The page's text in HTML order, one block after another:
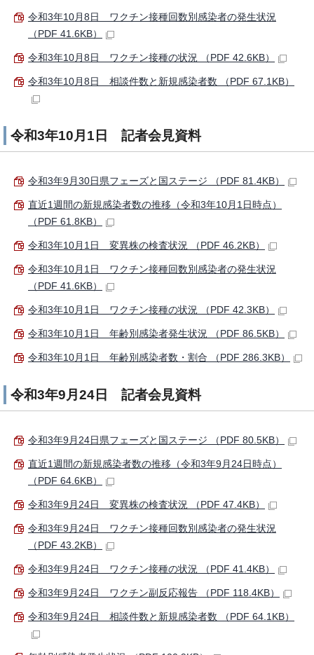
令和3年10月8日 ワクチン接種回数別感染者の発生状況
（PDF 41.6KB）
令和3年10月8日 ワクチン接種の状況 （PDF 42.6KB）
令和3年10月8日 相談件数と新規感染者数 （PDF 67.1KB）
令和3年10月1日 記者会見資料
令和3年9月30日県フェーズと国ステージ （PDF 81.4KB）
直近1週間の新規感染者数の推移（令和3年10月1日時点）
（PDF 61.8KB）
令和3年10月1日 変異株の検査状況 （PDF 46.2KB）
令和3年10月1日 ワクチン接種回数別感染者の発生状況
（PDF 41.6KB）
令和3年10月1日 ワクチン接種の状況 （PDF 42.3KB）
令和3年10月1日 年齢別感染者発生状況 （PDF 86.5KB）
令和3年10月1日 年齢別感染者数・割合 （PDF 286.3KB）
令和3年9月24日 記者会見資料
令和3年9月24日県フェーズと国ステージ （PDF 80.5KB）
直近1週間の新規感染者数の推移（令和3年9月24日時点）
（PDF 64.6KB）
令和3年9月24日 変異株の検査状況 （PDF 47.4KB）
令和3年9月24日 ワクチン接種回数別感染者の発生状況
（PDF 43.2KB）
令和3年9月24日 ワクチン接種の状況 （PDF 41.4KB）
令和3年9月24日 ワクチン副反応報告 （PDF 118.4KB）
令和3年9月24日 相談件数と新規感染者数 （PDF 64.1KB）